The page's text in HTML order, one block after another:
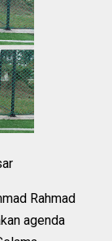
Rahmad
agenda